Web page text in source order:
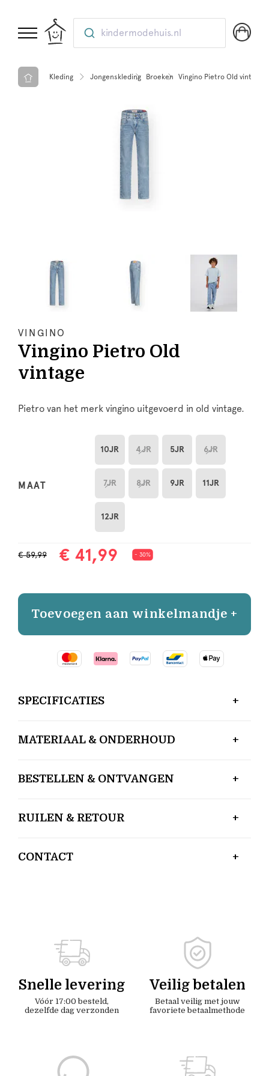
kindermodehuis.nl
Kleding Jongenskleding Broeken Vingino Pietro Old vintage
VINGINO
Vingino Pietro Old
vintage
Pietro van het merk vingino uitgevoerd in old vintage.
MAAT
10JR 4JR 5JR 6JR
7JR 8JR 9JR 11JR
12JR
€ 59,99 € 41,99 - 30%
Toevoegen aan winkelmandje +
SPECIFICATIES
MATERIAAL & ONDERHOUD
BESTELLEN & ONTVANGEN
RUILEN & RETOUR
CONTACT
Snelle levering
Vóór 17:00 besteld,
dezelfde dag verzonden
Veilig betalen
Betaal veilig met jouw
favoriete betaalmethode